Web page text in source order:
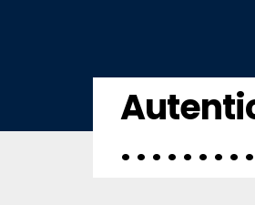
. . . . . . . . .